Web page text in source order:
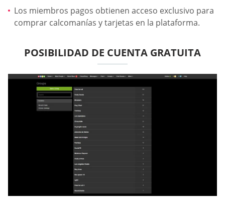
Los miembros pagos obtienen acceso exclusivo para
comprar calcomanías y tarjetas en la plataforma.
POSIBILIDAD DE CUENTA GRATUITA